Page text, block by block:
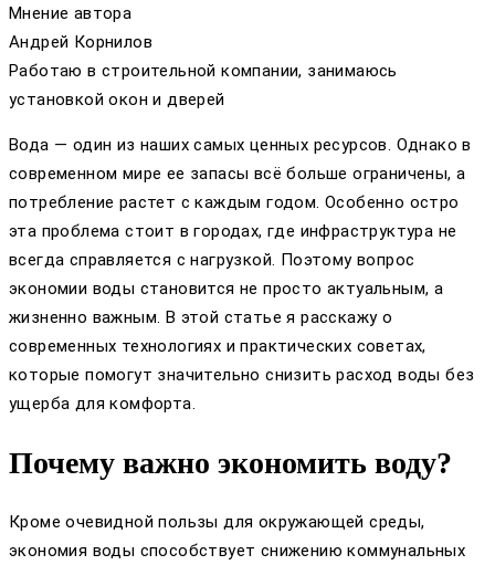
Мнение автора
Андрей Корнилов
Работаю в строительной компании, занимаюсь
установкой окон и дверей
Вода — один из наших самых ценных ресурсов. Однако в
современном мире ее запасы всё больше ограничены, а
потребление растет с каждым годом. Особенно остро
эта проблема стоит в городах, где инфраструктура не
всегда справляется с нагрузкой. Поэтому вопрос
экономии воды становится не просто актуальным, а
жизненно важным. В этой статье я расскажу о
современных технологиях и практических советах,
которые помогут значительно снизить расход воды без
ущерба для комфорта.
Почему важно экономить воду?
Кроме очевидной пользы для окружающей среды,
экономия воды способствует снижению коммунальных